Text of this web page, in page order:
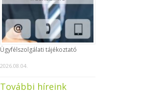
Ügyfélszolgálati tájékoztató
2026.08.04.
További híreink